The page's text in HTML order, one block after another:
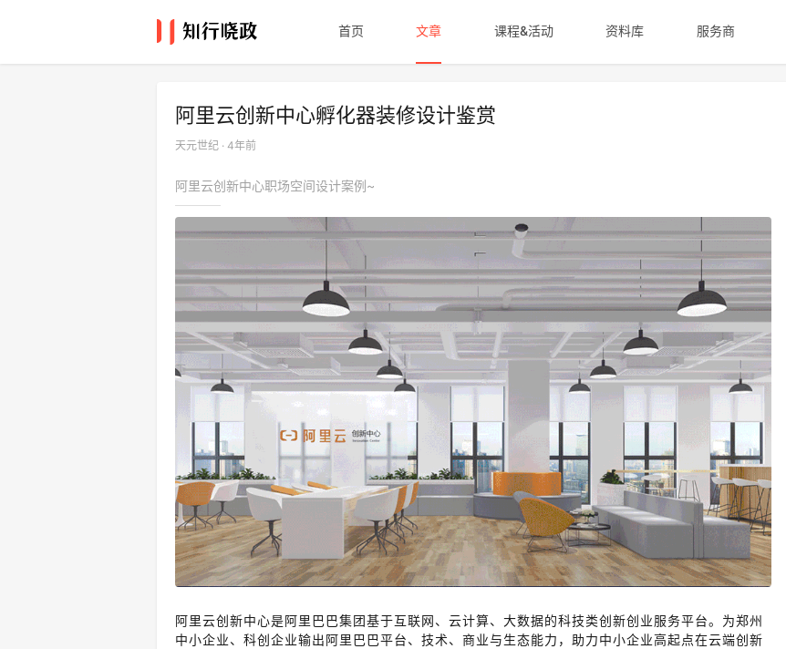
首页 文章 课程&活动 资料库 服务商
阿里云创新中心孵化器装修设计鉴赏
天元世纪 · 4年前
阿里云创新中心职场空间设计案例~
阿里云创新中心是阿里巴巴集团基于互联网、云计算、大数据的科技类创新创业服务平台。为郑州
中小企业、科创企业输出阿里巴巴平台、技术、商业与生态能力，助力中小企业高起点在云端创新